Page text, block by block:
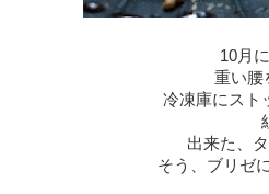
10月
重い腰
冷凍庫にスト
出来た、
そう、ブリゼ